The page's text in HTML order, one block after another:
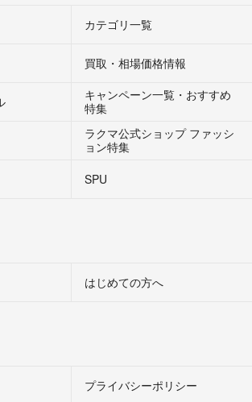
カテゴリ一覧
買取・相場価格情報
キャンペーン一覧・おすすめ
特集
ラクマ公式ショップ ファッシ
ョン特集
SPU
はじめての方へ
プライバシーポリシー